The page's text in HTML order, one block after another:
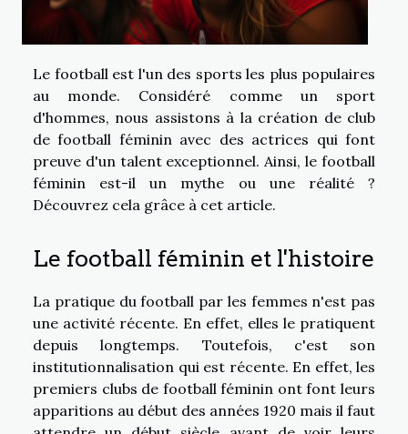
Le football est l'un des sports les plus populaires
au monde. Considéré comme un sport
d'hommes, nous assistons à la création de club
de football féminin avec des actrices qui font
preuve d'un talent exceptionnel. Ainsi, le football
féminin est-il un mythe ou une réalité ?
Découvrez cela grâce à cet article.
Le football féminin et l'histoire
La pratique du football par les femmes n'est pas
une activité récente. En effet, elles le pratiquent
depuis longtemps. Toutefois, c'est son
institutionnalisation qui est récente. En effet, les
premiers clubs de football féminin ont font leurs
apparitions au début des années 1920 mais il faut